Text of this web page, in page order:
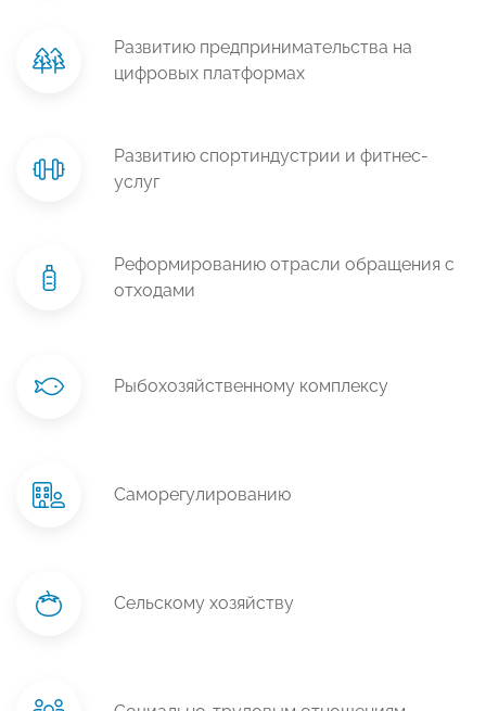
Развитию предпринимательства на
цифровых платформах
Развитию спортиндустрии и фитнес-
услуг
Реформированию отрасли обращения с
отходами
Рыбохозяйственному комплексу
Саморегулированию
Сельскому хозяйству